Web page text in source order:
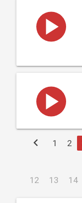
chevron_left 1 2
12 13 14